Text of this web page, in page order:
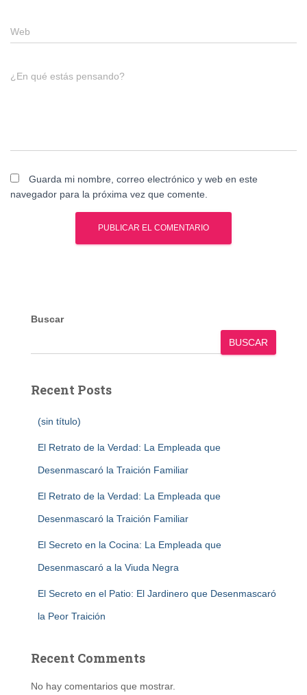
Web
¿En qué estás pensando?
Guarda mi nombre, correo electrónico y web en este
navegador para la próxima vez que comente.
Buscar
BUSCAR
Recent Posts
(sin título)
El Retrato de la Verdad: La Empleada que
Desenmascaró la Traición Familiar
El Retrato de la Verdad: La Empleada que
Desenmascaró la Traición Familiar
El Secreto en la Cocina: La Empleada que
Desenmascaró a la Viuda Negra
El Secreto en el Patio: El Jardinero que Desenmascaró
la Peor Traición
Recent Comments
No hay comentarios que mostrar.